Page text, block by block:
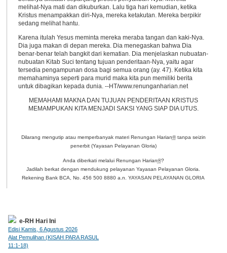
melihat-Nya mati dan dikuburkan. Lalu tiga hari kemudian, ketika
Kristus menampakkan diri-Nya, mereka ketakutan. Mereka berpikir
sedang melihat hantu.
Karena itulah Yesus meminta mereka meraba tangan dan kaki-Nya.
Dia juga makan di depan mereka. Dia menegaskan bahwa Dia
benar-benar telah bangkit dari kematian. Dia menjelaskan nubuatan-
nubuatan Kitab Suci tentang tujuan penderitaan-Nya, yaitu agar
tersedia pengampunan dosa bagi semua orang (ay. 47). Ketika kita
memahaminya seperti para murid maka kita pun memiliki berita
untuk dibagikan kepada dunia. --HT/www.renunganharian.net
MEMAHAMI MAKNA DAN TUJUAN PENDERITAAN KRISTUS
MEMAMPUKAN KITA MENJADI SAKSI YANG SIAP DIA UTUS.
Dilarang mengutip atau memperbanyak materi Renungan Harian®tanpa seizin
penerbit (Yayasan Pelayanan Gloria)
Anda diberkati melalui Renungan Harian®?
Jadilah berkat dengan mendukung pelayanan Yayasan Pelayanan Gloria.
Rekening Bank BCA, No. 456 500 8880 a.n. YAYASAN PELAYANAN GLORIA
e-RH Hari Ini
Edisi Kamis, 6 Agustus 2026
Alat Pemulihan (KISAH PARA RASUL
11:1-18)